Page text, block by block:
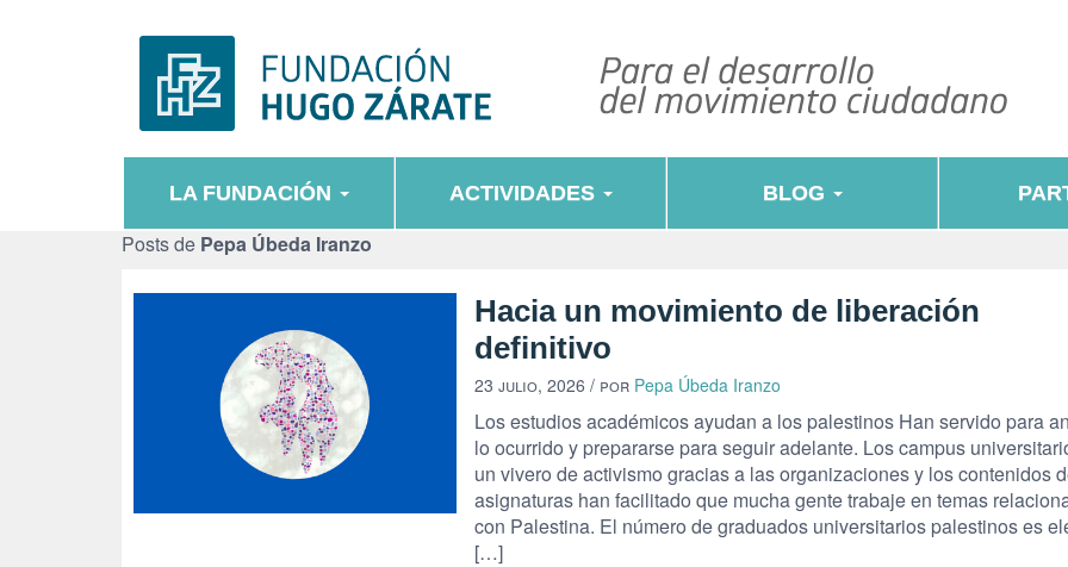
LA FUNDACIÓN ACTIVIDADES BLOG
Posts de Pepa Úbeda Iranzo
Hacia un movimiento de liberación
definitivo
23 julio, 2026 / por Pepa Úbeda Iranzo
Los estudios académicos ayudan a los palestinos Han servido para
lo ocurrido y prepararse para seguir adelante. Los campus
un vivero de activismo gracias a las organizaciones y los contenidos
asignaturas han facilitado que mucha gente trabaje en temas
con Palestina. El número de graduados universitarios palestinos es
[…]